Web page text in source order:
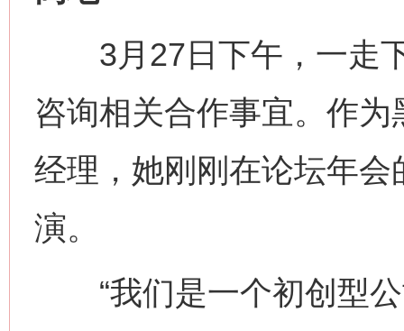
3月27日下午，一走下
咨询相关合作事宜。作
经理，她刚刚在论坛年会
演。
“我们是一个初创型公